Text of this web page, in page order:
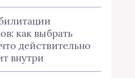
как выбрать
действительно
внутри